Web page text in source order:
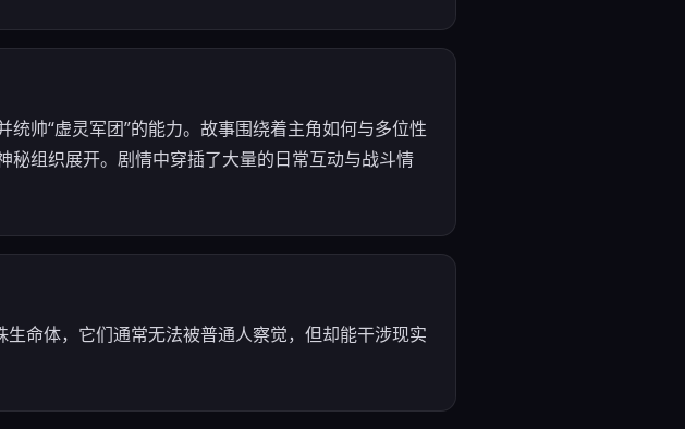
帅“虚灵军团”的能力。故事围绕着主角如何与多位性
组织展开。剧情中穿插了大量的日常互动与战斗情
命体，它们通常无法被普通人察觉，但却能干涉现实